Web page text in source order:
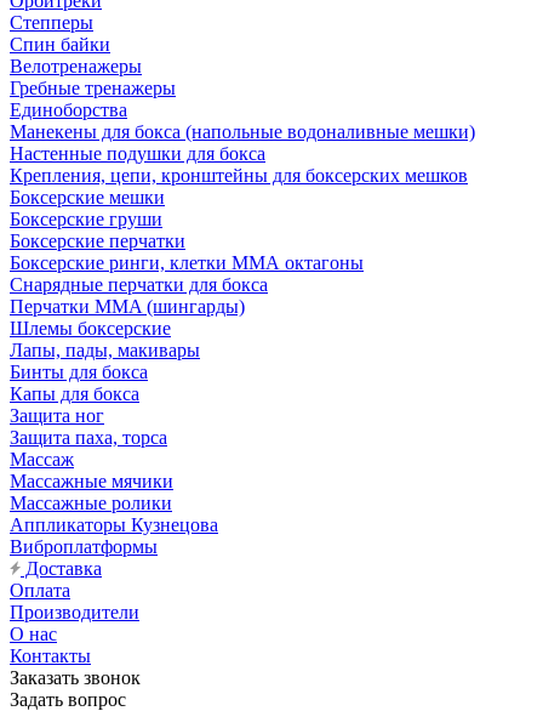
Степперы
Спин байки
Велотренажеры
Гребные тренажеры
Единоборства
Манекены для бокса (напольные водоналивные мешки)
Настенные подушки для бокса
Крепления, цепи, кронштейны для боксерских мешков
Боксерские мешки
Боксерские груши
Боксерские перчатки
Боксерские ринги, клетки ММА октагоны
Снарядные перчатки для бокса
Перчатки MMA (шингарды)
Шлемы боксерские
Лапы, пады, макивары
Бинты для бокса
Капы для бокса
Защита ног
Защита паха, торса
Массаж
Массажные мячики
Массажные ролики
Аппликаторы Кузнецова
Виброплатформы
Доставка
Оплата
Производители
О нас
Контакты
Заказать звонок
Задать вопрос